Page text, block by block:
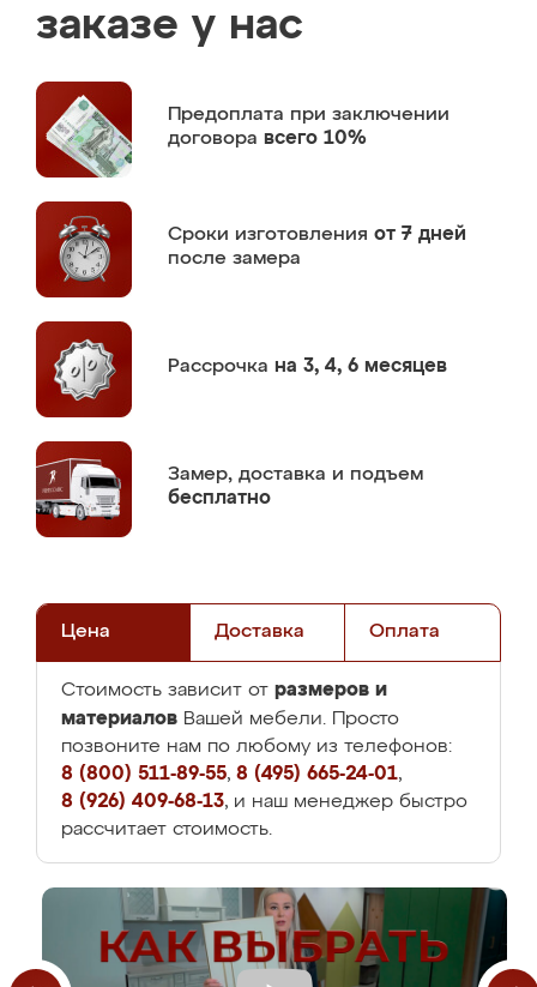
заказе у нас
Предоплата при заключении
договора всего 10%
Сроки изготовления от 7 дней
после замера
Рассрочка на 3, 4, 6 месяцев
Замер, доставка и подъем
бесплатно
Цена Доставка Оплата
Стоимость зависит от размеров и
материалов Вашей мебели. Просто
позвоните нам по любому из телефонов:
8 (800) 511-89-55, 8 (495) 665-24-01,
8 (926) 409-68-13, и наш менеджер быстро
рассчитает стоимость.